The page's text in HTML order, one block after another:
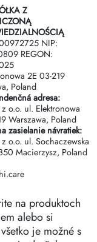
Z
NIP:
REGON:
2Е 03-219
Poland
adresa:
o.o. ul. Elektronowa
Warszawa, Poland
zasielanie návratiek:
o.o. ul. Sochaczewska
Macierzysz, Poland
na produktoch
alebo si
je možné s